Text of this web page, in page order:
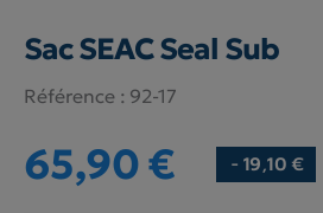
Sac SEAC Seal Sub
Référence : 92-17
65,90 € - 19,10 €